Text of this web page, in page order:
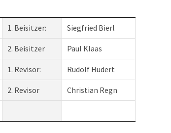
1. Beisitzer: Siegfried Bierl
2. Beisitzer Paul Klaas
1. Revisor: Rudolf Hudert
2. Revisor Christian Regn